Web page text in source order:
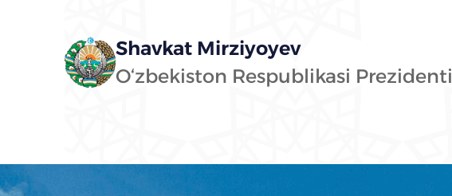
Shavkat Mirziyoyev
O‘zbekiston Respublikasi Prezidenti